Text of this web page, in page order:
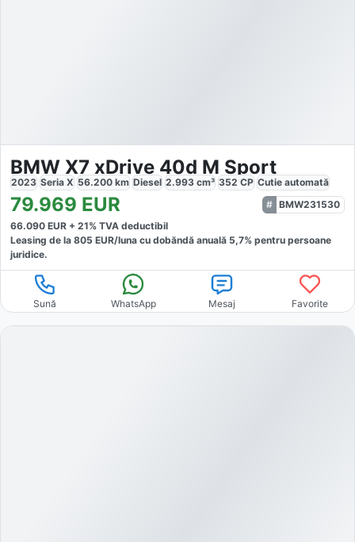
BMW X7 xDrive 40d M Sport
2023 Seria X 56.200 km Diesel 2.993 cm³ 352 CP Cutie automată
79.969 EUR
BMW231530
66.090 EUR + 21% TVA deductibil
Leasing de la 805 EUR/luna cu dobăndă anuală 5,7% pentru persoane
juridice.
Sună WhatsApp Mesaj Favorite